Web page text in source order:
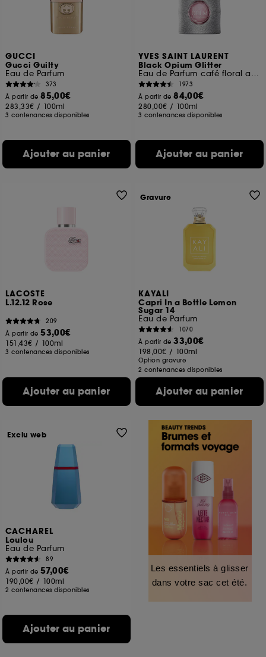
GUCCI
Gucci Guilty
Eau de Parfum
373
À partir de85,00€
283,33€ / 100ml
3 contenances disponibles
Ajouter au panier
YVES SAINT LAURENT
Black Opium Glitter
Eau de Parfum café floral ambré pour femme
1973
À partir de84,00€
280,00€ / 100ml
3 contenances disponibles
Ajouter au panier
LACOSTE
L.12.12 Rose
209
À partir de53,00€
151,43€ / 100ml
3 contenances disponibles
Ajouter au panier
KAYALI
Capri In a Bottle Lemon
Sugar 14
Eau de Parfum
1070
À partir de33,00€
198,00€ / 100ml
Option gravure
2 contenances disponibles
Ajouter au panier
Gravure
CACHAREL
Loulou
Eau de Parfum
89
À partir de57,00€
190,00€ / 100ml
2 contenances disponibles
Ajouter au panier
Exclu web
Les essentiels à glisser
dans votre sac cet été.